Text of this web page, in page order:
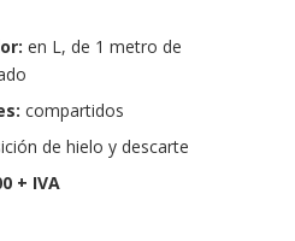
en L, de 1 metro de
compartidos
de hielo y descarte
+ IVA